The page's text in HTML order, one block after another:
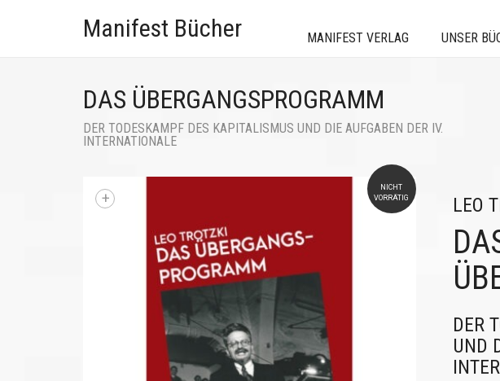
Manifest Bücher MANIFEST VERLAG UNSER
DAS ÜBERGANGSPROGRAMM
DER TODESKAMPF DES KAPITALISMUS UND DIE AUFGABEN DER IV.
INTERNATIONALE
NICHT
VORRÄTIG
+ LEO
DER
UND